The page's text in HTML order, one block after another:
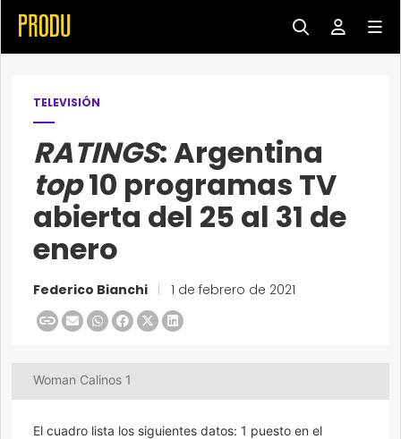
TELEVISIÓN
RATINGS: Argentina
top10 programas TV
abierta del 25 al 31 de
enero
Federico Bianchi 1 de febrero de 2021
Woman Calinos 1
El cuadro lista los siguientes datos: 1 puesto en el